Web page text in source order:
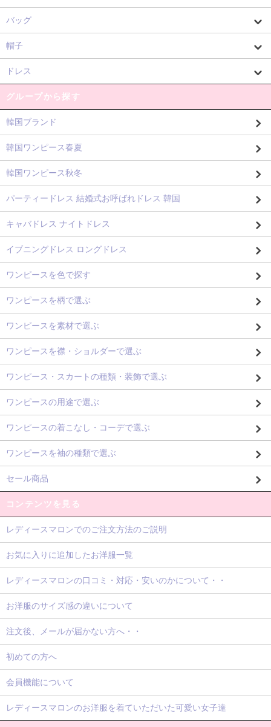
バッグ
帽子
ドレス
グループから探す
韓国ブランド
韓国ワンピース春夏
韓国ワンピース秋冬
パーティードレス 結婚式お呼ばれドレス 韓国
キャバドレス ナイトドレス
イブニングドレス ロングドレス
ワンピースを色で探す
ワンピースを柄で選ぶ
ワンピースを素材で選ぶ
ワンピースを襟・ショルダーで選ぶ
ワンピース・スカートの種類・装飾で選ぶ
ワンピースの用途で選ぶ
ワンピースの着こなし・コーデで選ぶ
ワンピースを袖の種類で選ぶ
セール商品
コンテンツを見る
レディースマロンでのご注文方法のご説明
お気に入りに追加したお洋服一覧
レディースマロンの口コミ・対応・安いのかについて・・
お洋服のサイズ感の違いについて
注文後、メールが届かない方へ・・
初めての方へ
会員機能について
レディースマロンのお洋服を着ていただいた可愛い女子達